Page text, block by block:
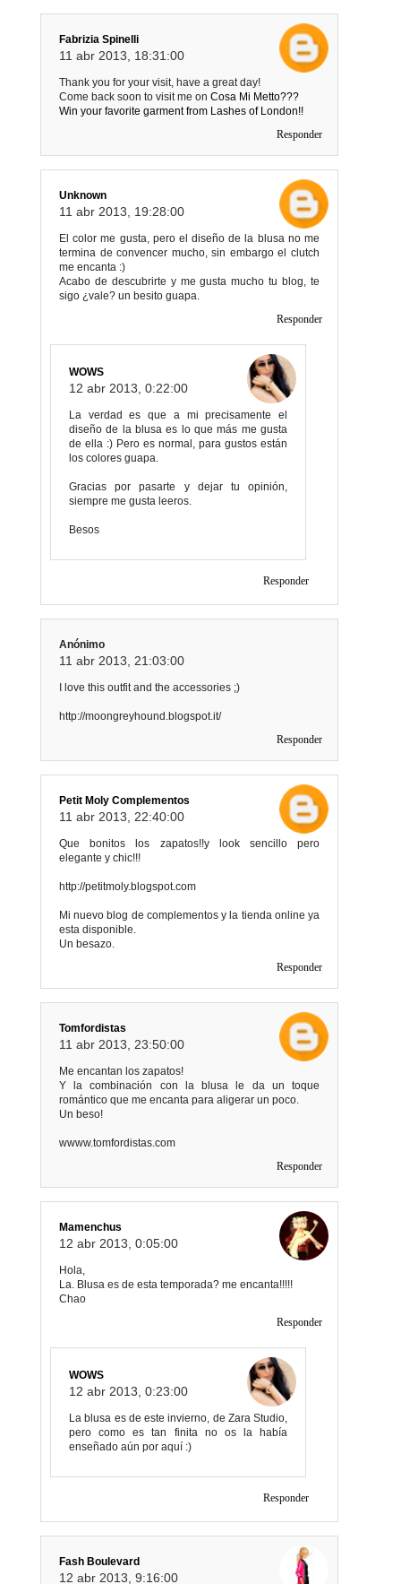
Fabrizia Spinelli
11 abr 2013, 18:31:00
Thank you for your visit, have a great day!
Come back soon to visit me on Cosa Mi Metto???
Win your favorite garment from Lashes of London!!
Responder
Unknown
11 abr 2013, 19:28:00
El color me gusta, pero el diseño de la blusa no me
termina de convencer mucho, sin embargo el clutch
me encanta :)
Acabo de descubrirte y me gusta mucho tu blog, te
sigo ¿vale? un besito guapa.
Responder
WOWS
12 abr 2013, 0:22:00
La verdad es que a mi precisamente el
diseño de la blusa es lo que más me gusta
de ella :) Pero es normal, para gustos están
los colores guapa.
Gracias por pasarte y dejar tu opinión,
siempre me gusta leeros.
Besos
Responder
Anónimo
11 abr 2013, 21:03:00
I love this outfit and the accessories ;)
http://moongreyhound.blogspot.it/
Responder
Petit Moly Complementos
11 abr 2013, 22:40:00
Que bonitos los zapatos!!y look sencillo pero
elegante y chic!!!
http://petitmoly.blogspot.com
Mi nuevo blog de complementos y la tienda online ya
esta disponible.
Un besazo.
Responder
Tomfordistas
11 abr 2013, 23:50:00
Me encantan los zapatos!
Y la combinación con la blusa le da un toque
romántico que me encanta para aligerar un poco.
Un beso!
wwww.tomfordistas.com
Responder
Mamenchus
12 abr 2013, 0:05:00
Hola,
La. Blusa es de esta temporada? me encanta!!!!!
Chao
Responder
WOWS
12 abr 2013, 0:23:00
La blusa es de este invierno, de Zara Studio,
pero como es tan finita no os la había
enseñado aún por aquí :)
Responder
Fash Boulevard
12 abr 2013, 9:16:00